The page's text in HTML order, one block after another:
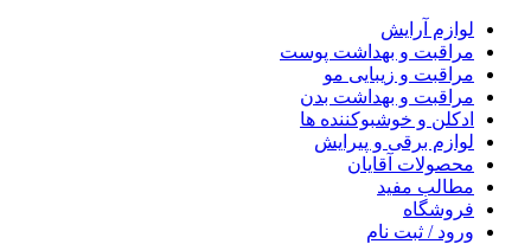
لوازم آرایش
مراقبت و بهداشت پوست
مراقبت و زیبایی مو
مراقبت و بهداشت بدن
ادکلن و خوشبوکننده ها
لوازم برقی و پیرایش
محصولات آقایان
مطالب مفید
فروشگاه
ورود / ثبت نام